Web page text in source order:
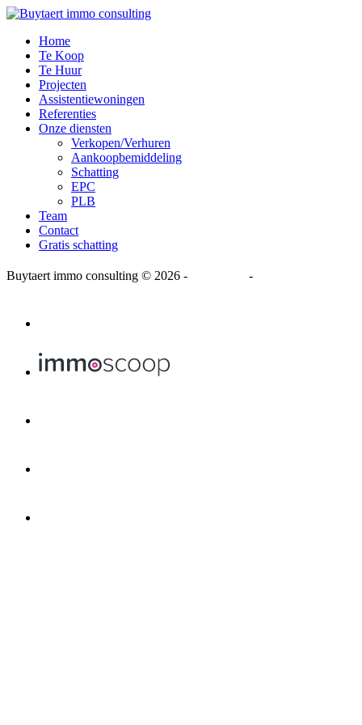
Home
Te Koop
Te Huur
Projecten
Assistentiewoningen
Referenties
Onze diensten
Verkopen/Verhuren
Aankoopbemiddeling
Schatting
EPC
PLB
Team
Contact
Gratis schatting
Buytaert immo consulting © 2026 - -